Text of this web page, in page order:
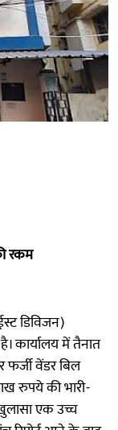
रकम
डिविजन)
कार्यालय में तैनात
वेंडर बिल
रुपये की भारी-
एक उच्च